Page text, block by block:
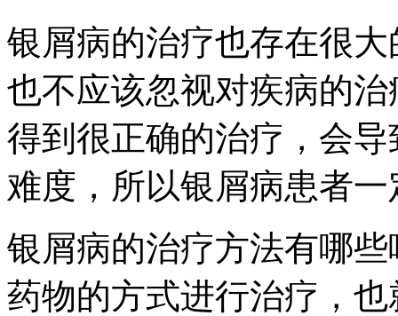
银屑病的治疗也存在很
也不应该忽视对疾病的
得到很正确的治疗，会
难度，所以银屑病患者
银屑病的治疗方法有哪
药物的方式进行治疗，